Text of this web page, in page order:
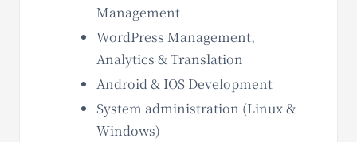
Management
WordPress Management,
Analytics & Translation
Android & IOS Development
System administration (Linux &
Windows)